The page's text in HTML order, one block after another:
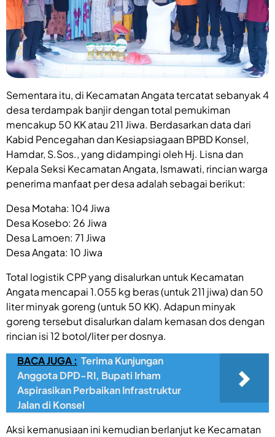
Sementara itu, di Kecamatan Angata tercatat sebanyak 4
desa terdampak banjir dengan total pemukiman
mencakup 50 KK atau 211 Jiwa. Berdasarkan data dari
Kabid Pencegahan dan Kesiapsiagaan BPBD Konsel,
Hamdar, S.Sos., yang didampingi oleh Hj. Lisna dan
Kepala Seksi Kecamatan Angata, Ismawati, rincian warga
penerima manfaat per desa adalah sebagai berikut:
Desa Motaha: 104 Jiwa
Desa Kosebo: 26 Jiwa
Desa Lamoen: 71 Jiwa
Desa Angata: 10 Jiwa
Total logistik CPP yang disalurkan untuk Kecamatan
Angata mencapai 1.055 kg beras (untuk 211 jiwa) dan 50
liter minyak goreng (untuk 50 KK). Adapun minyak
goreng tersebut disalurkan dalam kemasan dos dengan
rincian isi 12 botol/liter per dosnya.
BACA JUGA : Terima Kunjungan
Anggota DPD-RI, Bupati Irham
Aspirasikan Perbaikan Infrastruktur
Jalan di Konsel
Aksi kemanusiaan ini kemudian berlanjut ke Kecamatan